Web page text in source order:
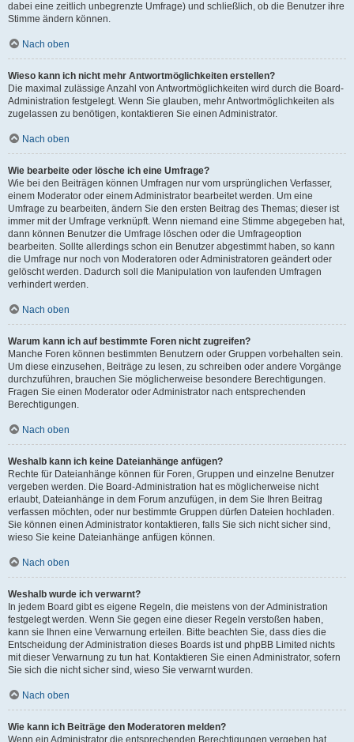
dabei eine zeitlich unbegrenzte Umfrage) und schließlich, ob die Benutzer ihre
Stimme ändern können.
Nach oben
Wieso kann ich nicht mehr Antwortmöglichkeiten erstellen?
Die maximal zulässige Anzahl von Antwortmöglichkeiten wird durch die Board-
Administration festgelegt. Wenn Sie glauben, mehr Antwortmöglichkeiten als
zugelassen zu benötigen, kontaktieren Sie einen Administrator.
Nach oben
Wie bearbeite oder lösche ich eine Umfrage?
Wie bei den Beiträgen können Umfragen nur vom ursprünglichen Verfasser,
einem Moderator oder einem Administrator bearbeitet werden. Um eine
Umfrage zu bearbeiten, ändern Sie den ersten Beitrag des Themas; dieser ist
immer mit der Umfrage verknüpft. Wenn niemand eine Stimme abgegeben hat,
dann können Benutzer die Umfrage löschen oder die Umfrageoption
bearbeiten. Sollte allerdings schon ein Benutzer abgestimmt haben, so kann
die Umfrage nur noch von Moderatoren oder Administratoren geändert oder
gelöscht werden. Dadurch soll die Manipulation von laufenden Umfragen
verhindert werden.
Nach oben
Warum kann ich auf bestimmte Foren nicht zugreifen?
Manche Foren können bestimmten Benutzern oder Gruppen vorbehalten sein.
Um diese einzusehen, Beiträge zu lesen, zu schreiben oder andere Vorgänge
durchzuführen, brauchen Sie möglicherweise besondere Berechtigungen.
Fragen Sie einen Moderator oder Administrator nach entsprechenden
Berechtigungen.
Nach oben
Weshalb kann ich keine Dateianhänge anfügen?
Rechte für Dateianhänge können für Foren, Gruppen und einzelne Benutzer
vergeben werden. Die Board-Administration hat es möglicherweise nicht
erlaubt, Dateianhänge in dem Forum anzufügen, in dem Sie Ihren Beitrag
verfassen möchten, oder nur bestimmte Gruppen dürfen Dateien hochladen.
Sie können einen Administrator kontaktieren, falls Sie sich nicht sicher sind,
wieso Sie keine Dateianhänge anfügen können.
Nach oben
Weshalb wurde ich verwarnt?
In jedem Board gibt es eigene Regeln, die meistens von der Administration
festgelegt werden. Wenn Sie gegen eine dieser Regeln verstoßen haben,
kann sie Ihnen eine Verwarnung erteilen. Bitte beachten Sie, dass dies die
Entscheidung der Administration dieses Boards ist und phpBB Limited nichts
mit dieser Verwarnung zu tun hat. Kontaktieren Sie einen Administrator, sofern
Sie sich die nicht sicher sind, wieso Sie verwarnt wurden.
Nach oben
Wie kann ich Beiträge den Moderatoren melden?
Wenn ein Administrator die entsprechenden Berechtigungen vergeben hat,